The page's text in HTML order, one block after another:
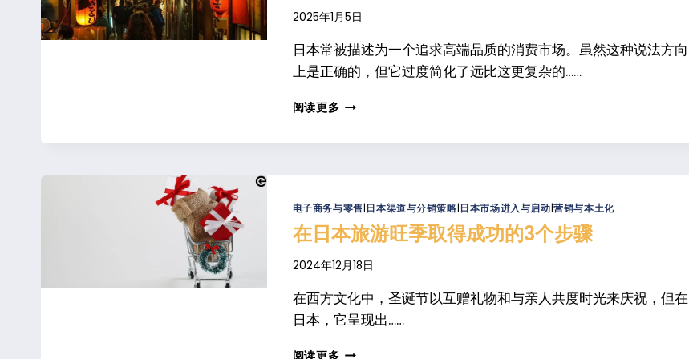
再
是
可
选
2025年1月5日
日本常被描述为一个追求高端品质的消费市场。虽然这种说法方向
上是正确的，但它过度简化了远比这更复杂的……
阅读更多日
品
牌
进
市
场
的
战
电子商务与零售 日本渠道与分销策略 日本市场进入与启动 |营销与本土化
在日本旅游旺季取得成功的3个步骤
2024年12月18日
在西方文化中，圣诞节以互赠礼物和与亲人共度时光来庆祝，但在
日本，它呈现出……
阅读更多 在